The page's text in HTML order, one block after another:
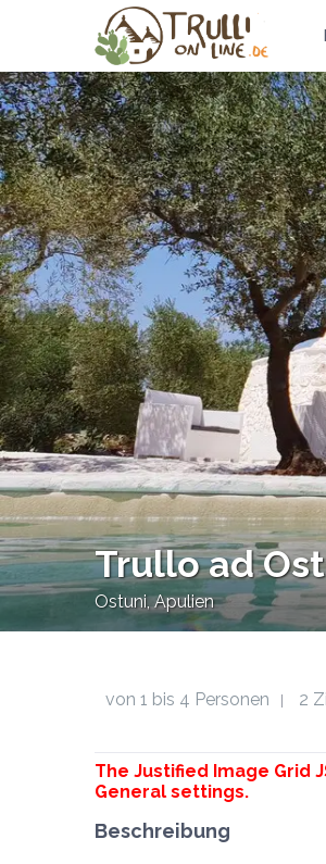
Trullo ad
Ostuni, Apulien
von 1 bis 4 Personen 2
The Justified Image Grid
General settings.
Beschreibung